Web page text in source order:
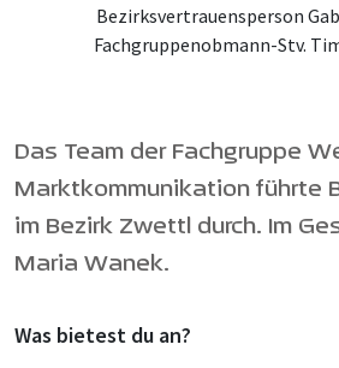
Bezirksvertrauensperson
Fachgruppenobmann-Stv.
Das Team der Fachgruppe
Marktkommunikation führte
im Bezirk Zwettl durch. Im
Maria Wanek.
Was bietest du an?